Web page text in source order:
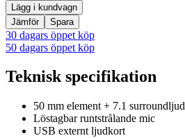
Lägg i kundvagn
Jämför
Spara
30 dagars öppet köp
50 dagars öppet köp
Teknisk specifikation
50 mm element + 7.1 surroundljud
Löstagbar runtstrålande mic
USB externt ljudkort